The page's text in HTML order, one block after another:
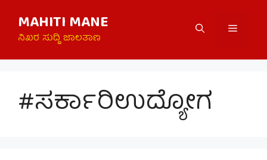
content
MAHITI MANE
ನಿಖರ ಸುದ್ದಿ ಜಾಲತಾಣ
Menu
#ಸರ್ಕಾರಿಉದ್ಯೋಗ